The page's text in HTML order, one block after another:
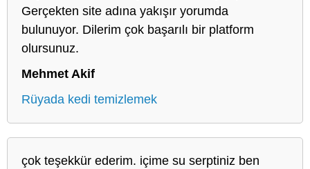
Gerçekten site adına yakışır yorumda
bulunuyor. Dilerim çok başarılı bir platform
olursunuz.
Mehmet Akif
Rüyada kedi temizlemek
çok teşekkür ederim. içime su serptiniz ben